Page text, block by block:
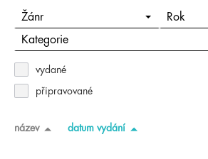
Žánr Rok
Kategorie
vydané
připravované
název datum vydání